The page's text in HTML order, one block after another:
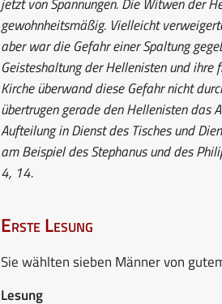
gewohnheitsmäßig. Vielleicht
aber war die Gefahr einer Spaltung
Geisteshaltung der Hellenisten und ihre
Kirche überwand diese Gefahr nicht
übertrugen gerade den Hellenisten das
Aufteilung in Dienst des Tisches und
am Beispiel des Stephanus und des
4, 14.
Erste Lesung
Sie wählten sieben Männer von
Lesung